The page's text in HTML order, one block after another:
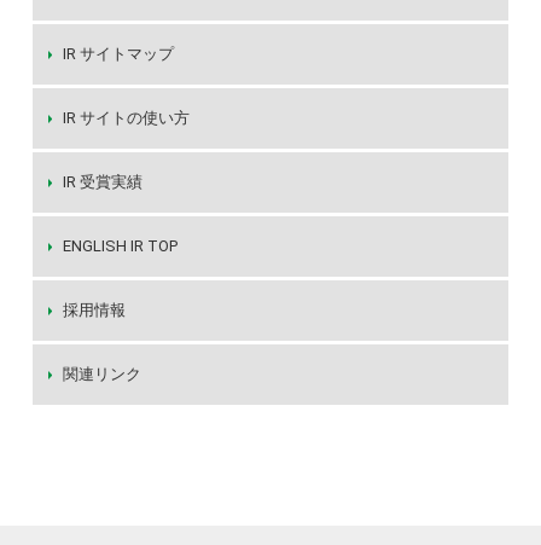
IR サイトマップ
IR サイトの使い方
IR 受賞実績
ENGLISH IR TOP
採用情報
関連リンク